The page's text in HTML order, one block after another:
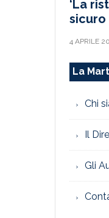
‘La
sicuro
4 APRILE
La
Chi
Il
Gli